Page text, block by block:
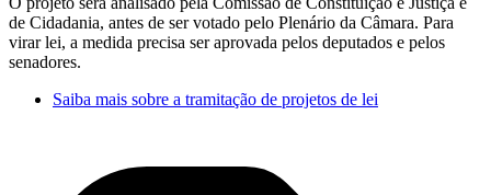
de Cidadania, antes de ser votado pelo Plenário da Câmara. Para
virar lei, a medida precisa ser aprovada pelos deputados e pelos
senadores.
Saiba mais sobre a tramitação de projetos de lei